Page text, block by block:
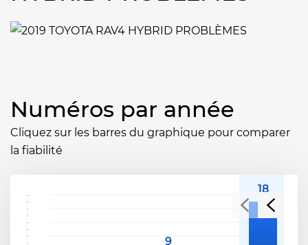
Numéros par année
Cliquez sur les barres du graphique pour comparer
la fiabilité